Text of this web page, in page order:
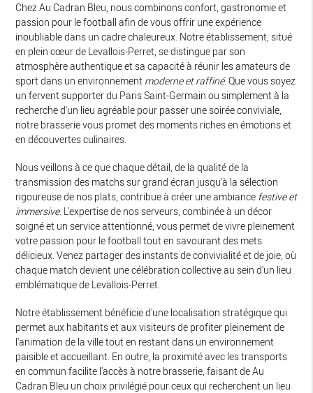
Chez Au Cadran Bleu, nous combinons confort, gastronomie et
passion pour le football afin de vous offrir une expérience
inoubliable dans un cadre chaleureux. Notre établissement, situé
en plein cœur de Levallois-Perret, se distingue par son
atmosphère authentique et sa capacité à réunir les amateurs de
sport dans un environnement moderne et raffiné. Que vous soyez
un fervent supporter du Paris Saint-Germain ou simplement à la
recherche d'un lieu agréable pour passer une soirée conviviale,
notre brasserie vous promet des moments riches en émotions et
en découvertes culinaires.
Nous veillons à ce que chaque détail, de la qualité de la
transmission des matchs sur grand écran jusqu'à la sélection
rigoureuse de nos plats, contribue à créer une ambiance festive et
immersive. L'expertise de nos serveurs, combinée à un décor
soigné et un service attentionné, vous permet de vivre pleinement
votre passion pour le football tout en savourant des mets
délicieux. Venez partager des instants de convivialité et de joie, où
chaque match devient une célébration collective au sein d'un lieu
emblématique de Levallois-Perret.
Notre établissement bénéficie d'une localisation stratégique qui
permet aux habitants et aux visiteurs de profiter pleinement de
l'animation de la ville tout en restant dans un environnement
paisible et accueillant. En outre, la proximité avec les transports
en commun facilite l'accès à notre brasserie, faisant de Au
Cadran Bleu un choix privilégié pour ceux qui recherchent un lieu